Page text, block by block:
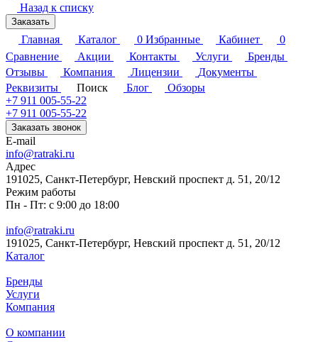
Назад к списку
Заказать
Главная Каталог 0 Избранные Кабинет
0
Сравнение
Акции Контакты Услуги
Бренды
Отзывы
Компания Лицензии
Документы
Реквизиты
Поиск Блог
Обзоры
+7 911 005-55-22
+7 911 005-55-22
Заказать звонок
E-mail
info@ratraki.ru
Адрес
191025, Санкт-Петербург, Невский проспект д. 51, 20/12
Режим работы
Пн - Пт: с 9:00 до 18:00
info@ratraki.ru
191025, Санкт-Петербург, Невский проспект д. 51, 20/12
Каталог
Бренды
Услуги
Компания
О компании